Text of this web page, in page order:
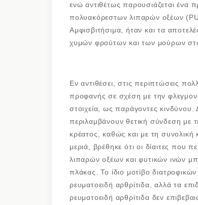
ενώ αντιθέτως παρουσιάζεται ένα
πολυακόρεστων λιπαρών οξέων
Αμφισβιτήσιμα, ήταν και τα
χυμών φρούτων και των μούρων
Εν αντιθέσει, στις περιπτώσεις
προφανής σε σχέση με την
στοιχεία, ως παράγοντες κινδύνου.
περιλαμβάνουν θετική σύνδεση με
κρέατος, καθώς και με τη
μεριά, βρέθηκε ότι οι δίαιτες που
λιπαρών οξέων και φυτικών ινών
πλάκας. Το ίδιο μοτίβο
ρευματοειδή αρθρίτιδα, αλλά τα
ρευματοειδή αρθρίτιδα δεν